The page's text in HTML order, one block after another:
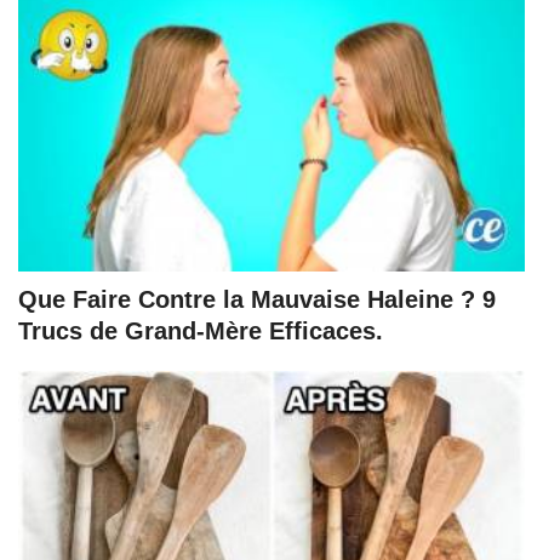
Que Faire Contre la Mauvaise Haleine ? 9
Trucs de Grand-Mère Efficaces.